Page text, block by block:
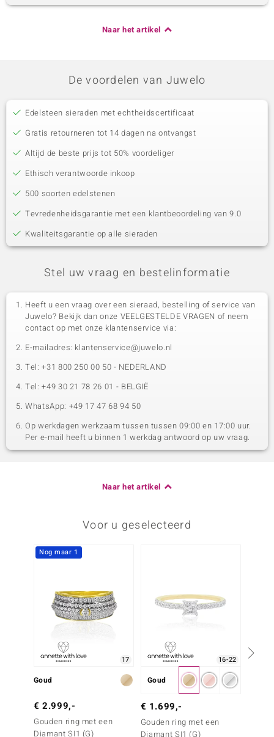
Naar het artikel
De voordelen van Juwelo
Edelsteen sieraden met echtheidscertificaat
Gratis retourneren tot 14 dagen na ontvangst
Altijd de beste prijs tot 50% voordeliger
Ethisch verantwoorde inkoop
500 soorten edelstenen
Tevredenheidsgarantie met een klantbeoordeling van 9.0
Kwaliteitsgarantie op alle sieraden
Stel uw vraag en bestelinformatie
Heeft u een vraag over een sieraad, bestelling of service van
Juwelo? Bekijk dan onze VEELGESTELDE VRAGEN of neem
contact op met onze klantenservice via:
E-mailadres: klantenservice@juwelo.nl
Tel: +31 800 250 00 50 - NEDERLAND
Tel: +49 30 21 78 26 01 - BELGIË
WhatsApp: +49 17 47 68 94 50
Op werkdagen werkzaam tussen tussen 09:00 en 17:00 uur.
Per e-mail heeft u binnen 1 werkdag antwoord op uw vraag.
Naar het artikel
Voor u geselecteerd
Nog maar 1
17
Goud
€ 2.999,-
Gouden ring met een
Diamant SI1 (G)
16-22
Goud
€ 1.699,-
Gouden ring met een
Diamant SI1 (G)